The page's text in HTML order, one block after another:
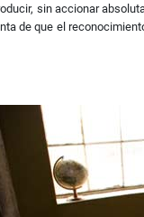
sin accionar
de que el